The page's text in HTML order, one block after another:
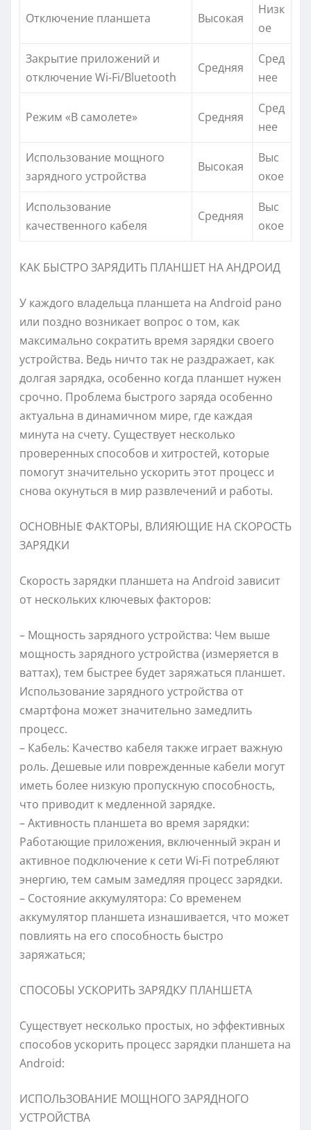
Отключение планшета Высокая
Низк
ое
Закрытие приложений и
отключение Wi-Fi/Bluetooth
Средняя
Сред
нее
Режим «В самолете» Средняя
Сред
нее
Использование мощного
зарядного устройства
Высокая
Выс
окое
Использование
качественного кабеля
Средняя
Выс
окое
КАК БЫСТРО ЗАРЯДИТЬ ПЛАНШЕТ НА АНДРОИД
У каждого владельца планшета на Android рано
или поздно возникает вопрос о том, как
максимально сократить время зарядки своего
устройства. Ведь ничто так не раздражает, как
долгая зарядка, особенно когда планшет нужен
срочно. Проблема быстрого заряда особенно
актуальна в динамичном мире, где каждая
минута на счету. Существует несколько
проверенных способов и хитростей, которые
помогут значительно ускорить этот процесс и
снова окунуться в мир развлечений и работы.
ОСНОВНЫЕ ФАКТОРЫ, ВЛИЯЮЩИЕ НА СКОРОСТЬ
ЗАРЯДКИ
Скорость зарядки планшета на Android зависит
от нескольких ключевых факторов:
– Мощность зарядного устройства: Чем выше
мощность зарядного устройства (измеряется в
ваттах), тем быстрее будет заряжаться планшет.
Использование зарядного устройства от
смартфона может значительно замедлить
процесс.
– Кабель: Качество кабеля также играет важную
роль. Дешевые или поврежденные кабели могут
иметь более низкую пропускную способность,
что приводит к медленной зарядке.
– Активность планшета во время зарядки:
Работающие приложения, включенный экран и
активное подключение к сети Wi-Fi потребляют
энергию, тем самым замедляя процесс зарядки.
– Состояние аккумулятора: Со временем
аккумулятор планшета изнашивается, что может
повлиять на его способность быстро
заряжаться;
СПОСОБЫ УСКОРИТЬ ЗАРЯДКУ ПЛАНШЕТА
Существует несколько простых, но эффективных
способов ускорить процесс зарядки планшета на
Android:
ИСПОЛЬЗОВАНИЕ МОЩНОГО ЗАРЯДНОГО
УСТРОЙСТВА